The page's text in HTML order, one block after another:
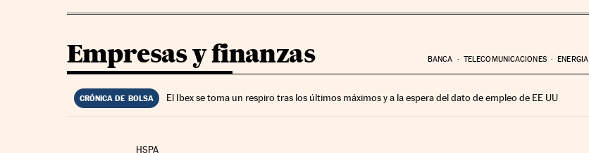
Empresas y finanzas BANCA TELECOMUNICACIONES ENERGIA
CRÓNICA DE BOLSA El Ibex se toma un respiro tras los últimos máximos y a la espera del dato de empleo de EE UU
HSPA